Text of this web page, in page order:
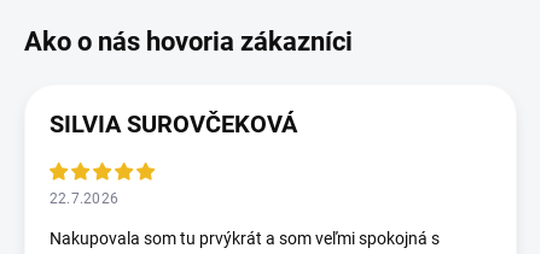
SILVIA SUROVČEKOVÁ
22.7.2026
Nakupovala som tu prvýkrát a som veľmi spokojná s